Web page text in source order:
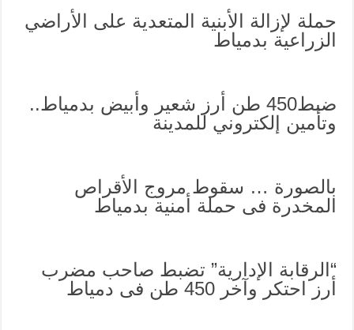
حملة لإزالة الأبنية المتعدية على الأراضي
الزراعية بدمياط
ضبط450 طن أرز شعير وأبيض بدمياط..
وتأمين إلكتروني للمدينة
بالصورة … سقوط مروج الأقراص
المخدرة فى حملة أمنية بدمياط
“الرقابة الإدارية” تضبط صاحب مضرب
أرز احتكر وآخر 450 طن فى دمياط